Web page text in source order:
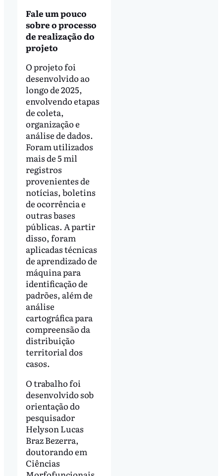
Fale um pouco
sobre o processo
de realização do
projeto
O projeto foi
desenvolvido ao
longo de 2025,
envolvendo etapas
de coleta,
organização e
análise de dados.
Foram utilizados
mais de 5 mil
registros
provenientes de
notícias, boletins
de ocorrência e
outras bases
públicas. A partir
disso, foram
aplicadas técnicas
de aprendizado de
máquina para
identificação de
padrões, além de
análise
cartográfica para
compreensão da
distribuição
territorial dos
casos.
O trabalho foi
desenvolvido sob
orientação do
pesquisador
Helyson Lucas
Braz Bezerra,
doutorando em
Ciências